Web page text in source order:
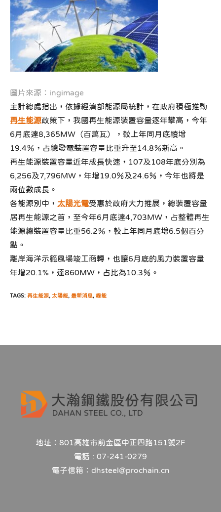
圖片來源：ingimage
主計總處指出，依據經濟部能源局統計，在政府積極推動
再生能源政策下，我國再生能源裝置容量逐年攀高，今年
6月底達8,365MW（百萬瓦），較上年同月底續增
19.4％，占總發電裝置容量比重升至14.8％新高。
再生能源裝置容量近年成長快速，107及108年底分別為
6,256及7,796MW，年增19.0％及24.6％，今年也將是
兩位數成長。
各能源別中， 太陽光電受惠於政府大力推展，總裝置容量
居再生能源之首，至今年6月底達4,703MW，占整體再生
能源總裝置容量比重56.2％，較上年同月底增6.5個百分
點。
離岸海洋示範風場竣工商轉，也讓6月底的風力裝置容量
年增20.1%，達860MW，占比為10.3％。
TAGS: 再生能源, 太陽能, 最新消息, 綠能
地址：801高雄市前金區中正四路151號2F
電話 : 07-241-0279
電子信箱：dhsteel@prochain.cn